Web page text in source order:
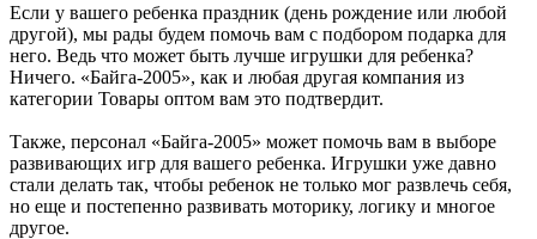
Если у вашего ребенка праздник (день рождение или любой
другой), мы рады будем помочь вам с подбором подарка для
него. Ведь что может быть лучше игрушки для ребенка?
Ничего. «Байга-2005», как и любая другая компания из
категории Товары оптом вам это подтвердит.
Также, персонал «Байга-2005» может помочь вам в выборе
развивающих игр для вашего ребенка. Игрушки уже давно
стали делать так, чтобы ребенок не только мог развлечь себя,
но еще и постепенно развивать моторику, логику и многое
другое.